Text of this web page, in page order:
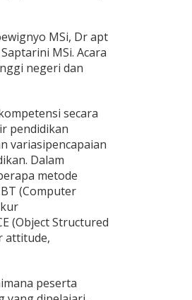
MSi, Dr apt
MSi. Acara
negeri dan
secara
pendidikan
variasipencapaian
Dalam
metode
(Computer
(Object Structured
attitude,
peserta